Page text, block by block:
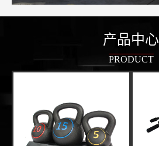
产品中心
PRODUCT